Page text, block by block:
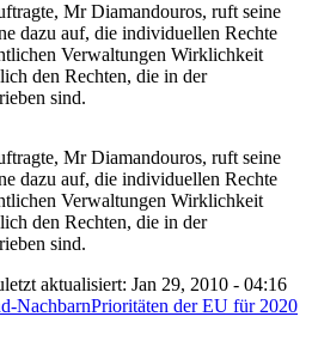
Mr Diamandouros, ruft seine
dazu auf, die individuellen Rechte
Verwaltungen Wirklichkeit
den Rechten, die in der
sind.
Mr Diamandouros, ruft seine
dazu auf, die individuellen Rechte
Verwaltungen Wirklichkeit
den Rechten, die in der
sind.
aktualisiert: Jan 29, 2010 - 04:16
NachbarnPrioritäten der EU für 2020